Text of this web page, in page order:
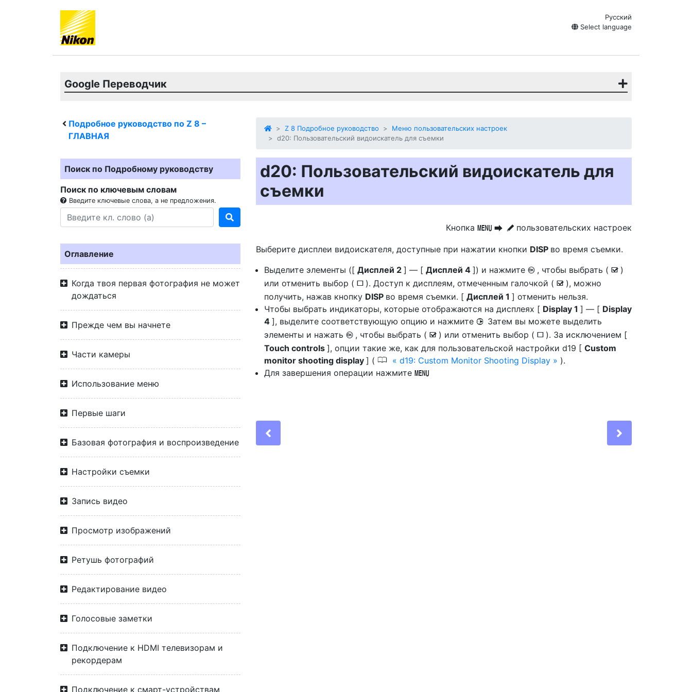
Русский
Select language
Google Переводчик
Подробное руководство по Z 8 –
ГЛАВНАЯ
Поиск по Подробному руководству
Поиск по ключевым словам
Введите ключевые слова, а не предложения.
Оглавление
Когда твоя первая фотография не может
дождаться
Прежде чем вы начнете
Части камеры
Использование меню
Первые шаги
Базовая фотография и воспроизведение
Настройки съемки
Запись видео
Просмотр изображений
Ретушь фотографий
Редактирование видео
Голосовые заметки
Подключение к HDMI телевизорам и
рекордерам
Подключение к смарт-устройствам
Z 8 Подробное руководство
Меню пользовательских настроек
d20: Пользовательский видоискатель для съемки
d20: Пользовательский видоискатель для
съемки
Кнопка G U A пользовательских настроек
Выберите дисплеи видоискателя, доступные при нажатии кнопки DISP во время съемки.
Выделите элементы ([ Дисплей 2 ] — [ Дисплей 4 ]) и нажмите J , чтобы выбрать ( M )
или отменить выбор ( U ). Доступ к дисплеям, отмеченным галочкой ( M ), можно
получить, нажав кнопку DISP во время съемки. [ Дисплей 1 ] отменить нельзя.
Чтобы выбрать индикаторы, которые отображаются на дисплеях [ Display 1 ] — [ Display
4 ], выделите соответствующую опцию и нажмите 2 Затем вы можете выделить
элементы и нажать J , чтобы выбрать ( M ) или отменить выбор ( U ). За исключением [
Touch controls ], опции такие же, как для пользовательской настройки d19 [ Custom
monitor shooting display ] ( 0 d19: Custom Monitor Shooting Display
).
Для завершения операции нажмите G